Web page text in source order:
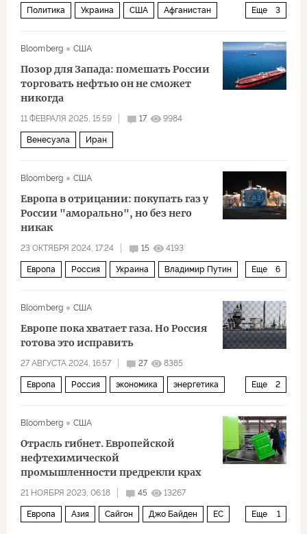
Еще 3
Политика Украина США Афганистан
Bloomberg
США
Позор для Запада: помешать России
торговать нефтью он не сможет
никогда
11 ФЕВРАЛЯ 2025, 15:59 17 9984
Венесуэла Иран
Bloomberg США
Европа в отрицании: покупать газ у
России "аморально", но без него
никак
23 ОКТЯБРЯ 2024, 17:24 15 4193
Еще 6
Европа Россия Украина Владимир Путин
Bloomberg США
Европе пока хватает газа. Но Россия
готова это исправить
27 АВГУСТА 2024, 16:57 27 8385
Еще 2
Европа Россия экономика энергетика
Bloomberg
США
Отрасль гибнет. Европейской
нефтехимической
промышленности предрекли крах
21 НОЯБРЯ 2023, 06:18 45 13267
Еще 1
Европа Азия Сайгон Джо Байден ЕС